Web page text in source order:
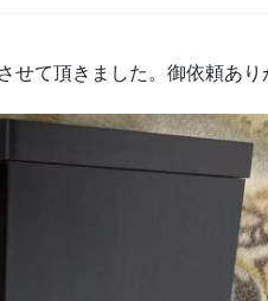
て頂きました。御依頼あり